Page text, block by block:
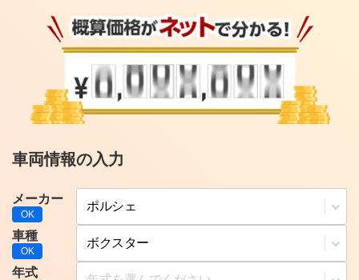
車両情報の入力
メーカー
車種
年式